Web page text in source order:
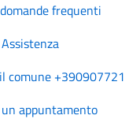
frequenti
comune +390907721
appuntamento